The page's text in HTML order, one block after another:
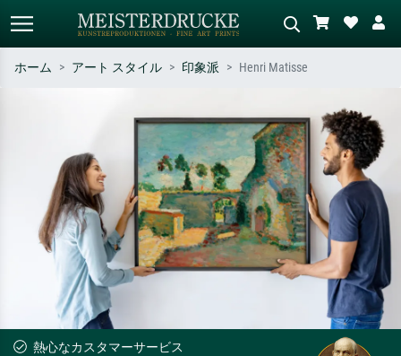
– 例：モネ、星月夜、印象派、北
斎の波、ヌード。
シーンを説明してください – 例：
緑の草原、赤の多い抽象画、暗い
油絵、木のそばの立ち姿のヌー
ド。
ホーム アート スタイル 印象派 Henri Matisse
熱心なカスタマーサービス